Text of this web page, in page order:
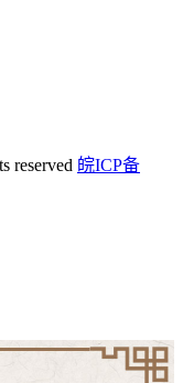
reserved 皖ICP备